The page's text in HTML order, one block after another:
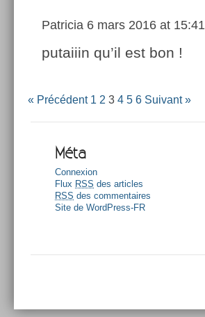
Patricia 6 mars 2016 at 15:41
putaiiin qu’il est bon !
« Précédent 1 2 3 4 5 6 Suivant »
Méta
Connexion
Flux RSS des articles
RSS des commentaires
Site de WordPress-FR